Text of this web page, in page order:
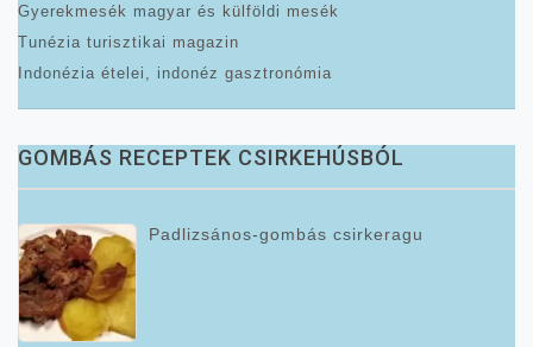
Gyerekmesék magyar és külföldi mesék
Tunézia turisztikai magazin
Indonézia ételei, indonéz gasztronómia
GOMBÁS RECEPTEK CSIRKEHÚSBÓL
Padlizsános-gombás csirkeragu